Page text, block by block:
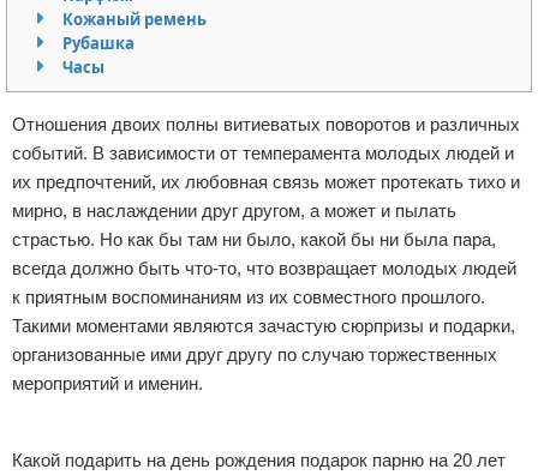
Финансы
Отказ от ответственности
Кожаный ремень
Рубашка
Часы
Отношения двоих полны витиеватых поворотов и различных
событий. В зависимости от темперамента молодых людей и
их предпочтений, их любовная связь может протекать тихо и
мирно, в наслаждении друг другом, а может и пылать
страстью. Но как бы там ни было, какой бы ни была пара,
всегда должно быть что-то, что возвращает молодых людей
к приятным воспоминаниям из их совместного прошлого.
Такими моментами являются зачастую сюрпризы и подарки,
организованные ими друг другу по случаю торжественных
мероприятий и именин.
Какой подарить на день рождения подарок парню на 20 лет